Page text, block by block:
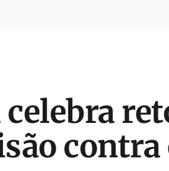
contra